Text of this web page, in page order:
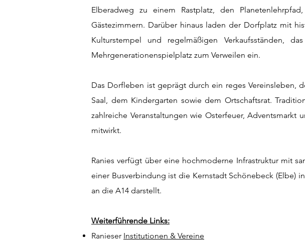
Elberadweg zu einem Rastplatz, den
Gästezimmern. Darüber hinaus laden der Dorfplatz mit
Kulturstempel und regelmäßigen Verkaufsständen,
Mehrgenerationenspielplatz zum Verweilen ein.
Das Dorfleben ist geprägt durch ein reges Vereinsleben,
Saal, dem Kindergarten sowie dem Ortschaftsrat.
zahlreiche Veranstaltungen wie Osterfeuer,
mitwirkt.
Ranies verfügt über eine hochmoderne Infrastruktur mit
einer Busverbindung ist die Kernstadt Schönebeck (Elbe)
an die A14 darstellt.
Weiterführende Links:
Ranieser Institutionen & Vereine